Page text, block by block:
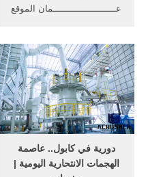
عـــــــــــــــــــــــمان الموقع
العربية وتمتد بين خطي عرض
40 °16 و 20 26° شمالا وبين
خطي طول 50 51° و 40 59°
شرقا، وتمتد سواحلها مسافة
1700 كيلومتر تقريبا من مضيق
هرمز في ...
دورية في كابول.. عاصمة
الهجمات الانتحارية اليومية |